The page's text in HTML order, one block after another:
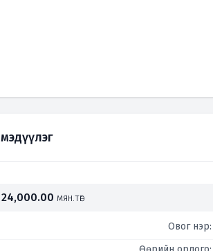
24,000.00 мян.төг
Овог нэр: